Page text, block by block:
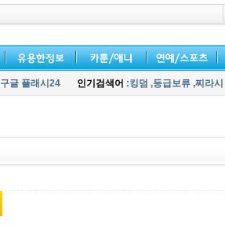
구글 플래시24 인기검색어 :킹덤 ,등급보류 ,찌라시